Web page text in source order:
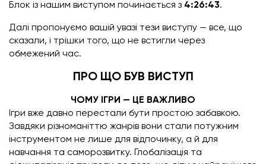
Блок із нашим виступом починається з 4:26:43.
Далі пропонуємо вашій увазі тези виступу — все, що
сказали, і трішки того, що не встигли через
обмежений час.
ПРО ЩО БУВ ВИСТУП
ЧОМУ ІГРИ — ЦЕ ВАЖЛИВО
Ігри вже давно перестали бути простою забавкою.
Завдяки різноманіттю жанрів вони стали потужним
інструментом не лише для відпочинку, а й для
навчання та саморозвитку. Глобалізація та